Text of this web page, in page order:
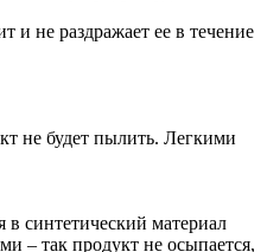
и не раздражает ее в течение
не будет пылить. Легкими
в синтетический материал
– так продукт не осыпается,